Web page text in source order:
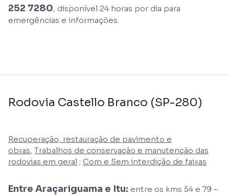
252 7280, disponível 24 horas por dia para
emergências e informações.
Rodovia Castello Branco (SP-280)
Recuperação, restauração de pavimento e
obras, Trabalhos de conservação e manutenção das
rodovias em geral ; Com e Sem interdição de faixas
Entre Araçariguama e Itu: entre os kms 54 e 79 –